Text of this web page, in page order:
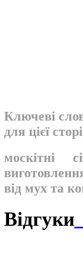
Ключеві
для цієї
москітні
від мух та
Відгуки